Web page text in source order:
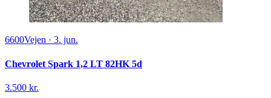
6600Vejen · 3. jun.
Chevrolet Spark 1,2 LT 82HK 5d
3.500 kr.